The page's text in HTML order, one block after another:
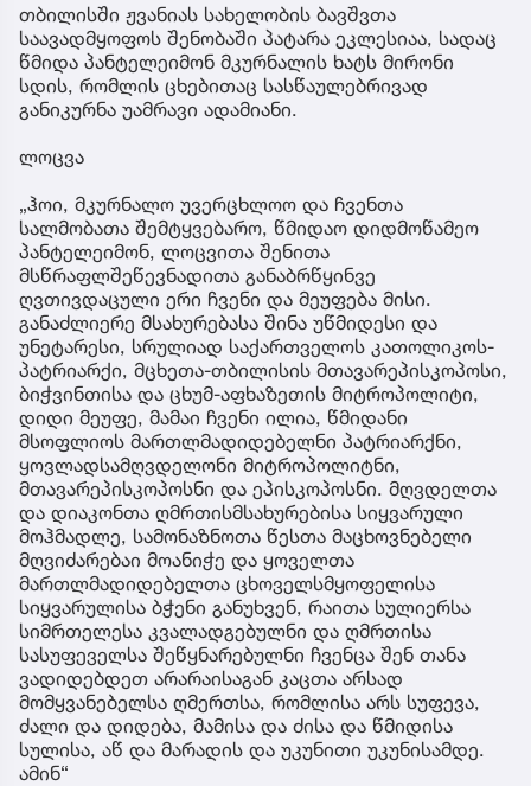
თბილისში ჟვანიას სახელობის ბავშვთა
საავადმყოფოს შენობაში პატარა ეკლესიაა, სადაც
წმიდა პანტელეიმონ მკურნალის ხატს მირონი
სდის, რომლის ცხებითაც სასწაულებრივად
განიკურნა უამრავი ადამიანი.
ლოცვა
„ჰოი, მკურნალო უვერცხლოო და ჩვენთა
სალმობათა შემტყვებარო, წმიდაო დიდმოწამეო
პანტელეიმონ, ლოცვითა შენითა
მსწრაფლშეწევნადითა განაბრწყინვე
ღვთივდაცული ერი ჩვენი და მეუფება მისი.
განაძლიერე მსახურებასა შინა უწმიდესი და
უნეტარესი, სრულიად საქართველოს კათოლიკოს-
პატრიარქი, მცხეთა-თბილისის მთავარეპისკოპოსი,
ბიჭვინთისა და ცხუმ-აფხაზეთის მიტროპოლიტი,
დიდი მეუფე, მამაი ჩვენი ილია, წმიდანი
მსოფლიოს მართლმადიდებელნი პატრიარქნი,
ყოვლადსამღვდელონი მიტროპოლიტნი,
მთავარეპისკოპოსნი და ეპისკოპოსნი. მღვდელთა
და დიაკონთა ღმრთისმსახურებისა სიყვარული
მოჰმადლე, სამონაზნოთა წესთა მაცხოვნებელი
მღვიძარებაი მოანიჭე და ყოველთა
მართლმადიდებელთა ცხოველსმყოფელისა
სიყვარულისა ბჭენი განუხვენ, რაითა სულიერსა
სიმრთელესა კვალადგებულნი და ღმრთისა
სასუფეველსა შეწყნარებულნი ჩვენცა შენ თანა
ვადიდებდეთ არარაისაგან კაცთა არსად
მომყვანებელსა ღმერთსა, რომლისა არს სუფევა,
ძალი და დიდება, მამისა და ძისა და წმიდისა
სულისა, აწ და მარადის და უკუნითი უკუნისამდე.
ამინ“